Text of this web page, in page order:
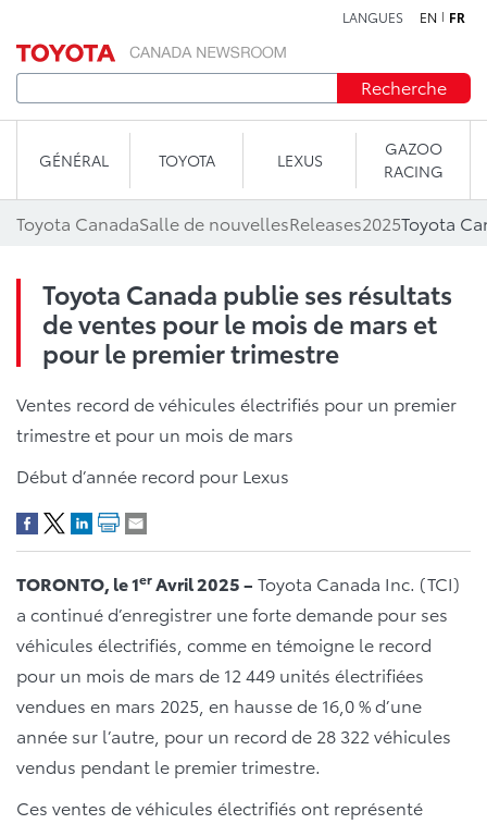
LANGUES EN FR
Recherche
GÉNÉRAL TOYOTA LEXUS
GAZOO
RACING
Toyota CanadaSalle de nouvellesReleases2025
Toyota Canada publie ses résultats
de ventes pour le mois de mars et
pour le premier trimestre
Ventes record de véhicules électrifiés pour un premier
trimestre et pour un mois de mars
Début d’année record pour Lexus
TORONTO, le 1erAvril 2025 – Toyota Canada Inc. (TCI)
a continué d’enregistrer une forte demande pour ses
véhicules électrifiés, comme en témoigne le record
pour un mois de mars de 12 449 unités électrifiées
vendues en mars 2025, en hausse de 16,0 % d’une
année sur l’autre, pour un record de 28 322 véhicules
vendus pendant le premier trimestre.
Ces ventes de véhicules électrifiés ont représenté